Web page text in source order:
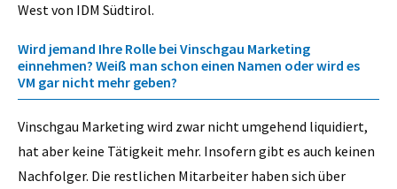
West von IDM Südtirol.
Wird jemand Ihre Rolle bei Vinschgau Marketing
einnehmen? Weiß man schon einen Namen oder wird es
VM gar nicht mehr geben?
Vinschgau Marketing wird zwar nicht umgehend liquidiert,
hat aber keine Tätigkeit mehr. Insofern gibt es auch keinen
Nachfolger. Die restlichen Mitarbeiter haben sich über